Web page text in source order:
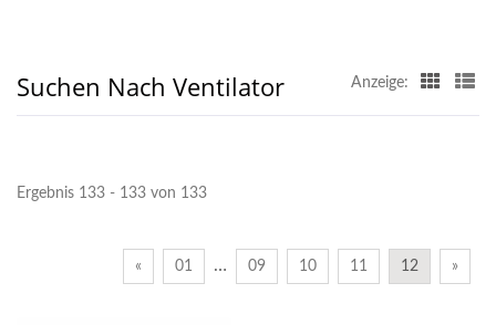
Suchen Nach Ventilator Anzeige:
Ergebnis 133 - 133 von 133
« 01 … 09 10 11 12 »